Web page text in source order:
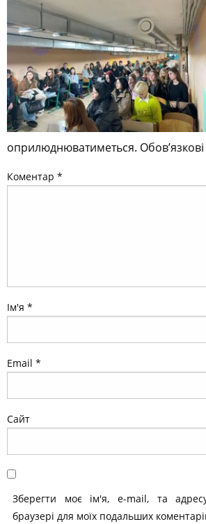
оприлюднюватиметься.
Коментар *
Ім'я *
Email *
Сайт
Зберегти моє ім'я, e-mail, та
браузері для моїх подальших